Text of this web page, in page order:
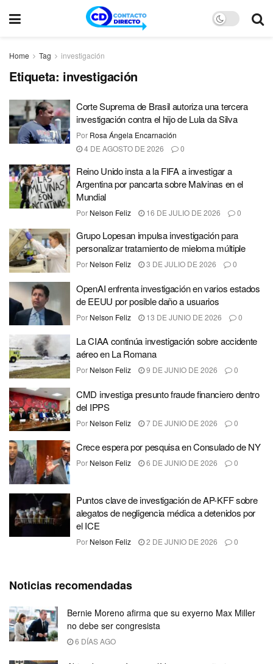
Home Tag investigación
Etiqueta: investigación
Corte Suprema de Brasil autoriza una tercera
investigación contra el hijo de Lula da Silva
Por Rosa Ángela Encarnación
4 DE AGOSTO DE 2026
0
Reino Unido insta a la FIFA a investigar a
Argentina por pancarta sobre Malvinas en el
Mundial
Por Nelson Feliz 16 DE JULIO DE 2026 0
Grupo Lopesan impulsa investigación para
personalizar tratamiento de mieloma múltiple
Por Nelson Feliz 3 DE JULIO DE 2026 0
OpenAI enfrenta investigación en varios estados
de EEUU por posible daño a usuarios
Por Nelson Feliz 13 DE JUNIO DE 2026 0
La CIAA continúa investigación sobre accidente
aéreo en La Romana
Por Nelson Feliz 9 DE JUNIO DE 2026 0
CMD investiga presunto fraude financiero dentro
del IPPS
Por Nelson Feliz 7 DE JUNIO DE 2026 0
Crece espera por pesquisa en Consulado de NY
Por Nelson Feliz 6 DE JUNIO DE 2026 0
Puntos clave de investigación de AP-KFF sobre
alegatos de negligencia médica a detenidos por
el ICE
Por Nelson Feliz 2 DE JUNIO DE 2026 0
Noticias recomendadas
Bernie Moreno afirma que su exyerno Max Miller
no debe ser congresista
6 DÍAS AGO